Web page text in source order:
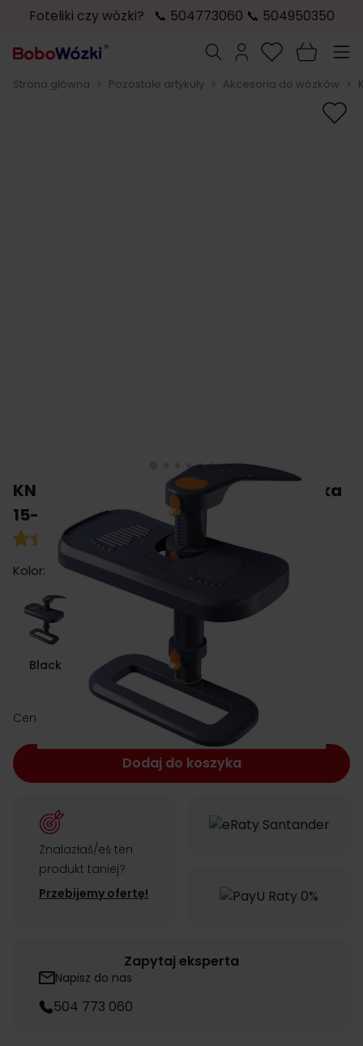
Foteliki czy wózki? 📞 504773060 📞 504950350
Szukaj
Strona główna > Pozostałe artykuły > Akcesoria do wózków >
KNEEGUARDKIDS 4 podnóżek do fotelika
15-36kg
5 (opinie: 1)
Kolor:
Black
Black
Cena: zł 329.00
Dodaj do koszyka
Znalazłaś/eś ten
produkt taniej?
Przebijemy ofertę!
Zapytaj eksperta
Napisz do nas
504 773 060